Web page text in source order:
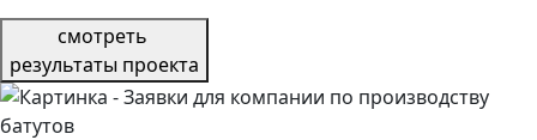
смотреть
результаты проекта